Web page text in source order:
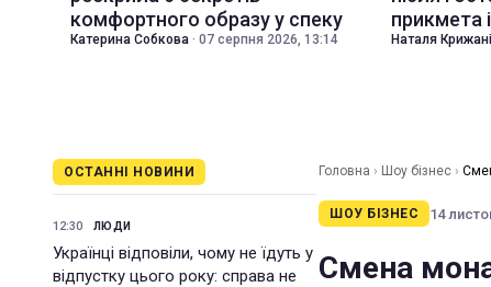
комфортного образу у спеку
Катерина Собкова · 07 серпня 2026, 13:14
прикмета
Наталя
ОСТАННІ НОВИНИ
12:30 ЛЮДИ
Українці відповіли, чому не їдуть у
відпустку цього року: справа не
Головна › Шоу бізнес ›
ШОУ БІЗНЕС
14
Смена